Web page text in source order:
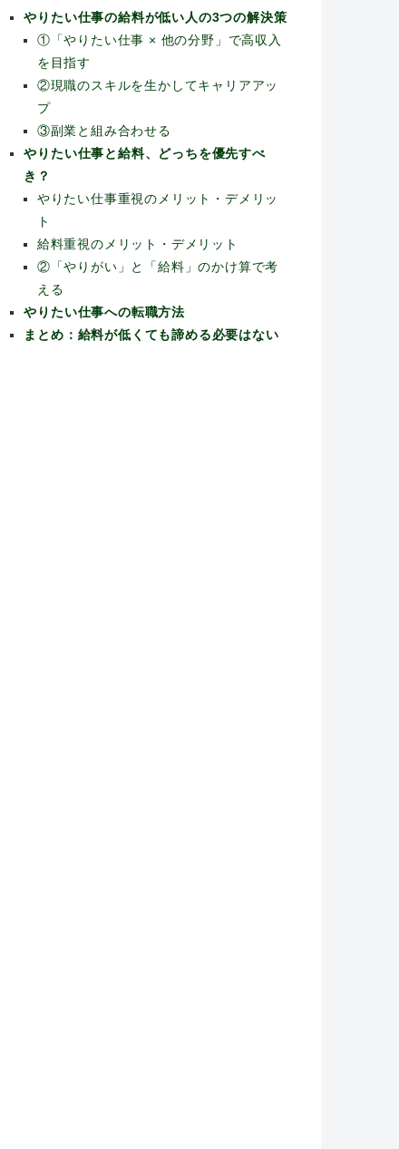
やりたい仕事の給料が低い人の3つの解決策
①「やりたい仕事 × 他の分野」で高収入
を目指す
②現職のスキルを生かしてキャリアアッ
プ
③副業と組み合わせる
やりたい仕事と給料、どっちを優先すべ
き？
やりたい仕事重視のメリット・デメリッ
ト
給料重視のメリット・デメリット
②「やりがい」と「給料」のかけ算で考
える
やりたい仕事への転職方法
まとめ：給料が低くても諦める必要はない